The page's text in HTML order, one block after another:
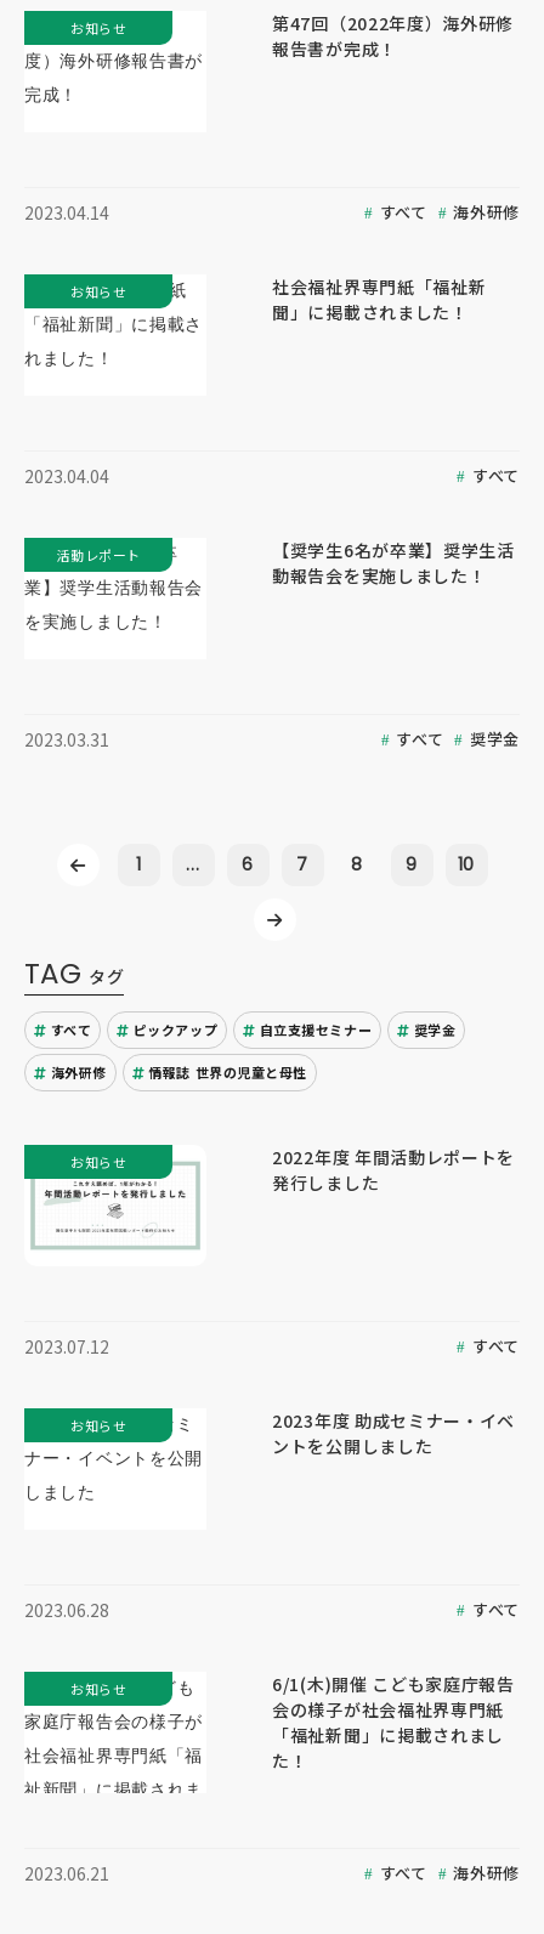
第47回（2022年度）海外研修
報告書が完成！
2023.04.14 すべて 海外研修
お知らせ
社会福祉界専門紙「福祉新
聞」に掲載されました！
2023.04.04 すべて
お知らせ
【奨学生6名が卒業】奨学生活
動報告会を実施しました！
2023.03.31 すべて 奨学金
活動レポート
1 ... 6 7 8 9 10
TAG タグ
すべて ピックアップ 自立支援セミナー 奨学金
海外研修 情報誌 世界の児童と母性
2022年度 年間活動レポートを
発行しました
2023.07.12 すべて
お知らせ
2023年度 助成セミナー・イベ
ントを公開しました
2023.06.28 すべて
お知らせ
6/1(木)開催 こども家庭庁報告
会の様子が社会福祉界専門紙
「福祉新聞」に掲載されまし
た！
2023.06.21 すべて 海外研修
お知らせ